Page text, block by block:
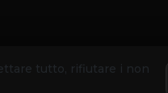
tutto, rifiutare i non